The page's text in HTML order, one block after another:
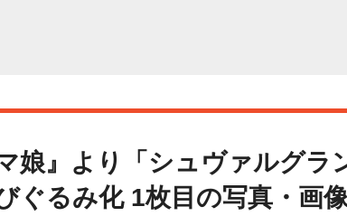
娘』より「シュヴァルグラ
ぐるみ化 1枚目の写真・画